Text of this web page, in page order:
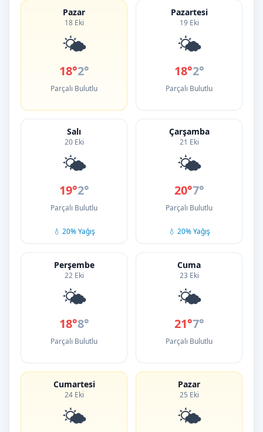
Pazar
18 Eki
🌤️
18°2°
Parçalı Bulutlu
Pazartesi
19 Eki
🌤️
18°2°
Parçalı Bulutlu
Salı
20 Eki
🌤️
19°2°
Parçalı Bulutlu
💧 20% Yağış
Çarşamba
21 Eki
🌤️
20°7°
Parçalı Bulutlu
💧 20% Yağış
Perşembe
22 Eki
🌤️
18°8°
Parçalı Bulutlu
Cuma
23 Eki
🌤️
21°7°
Parçalı Bulutlu
Cumartesi
24 Eki
🌤️
Pazar
25 Eki
🌤️